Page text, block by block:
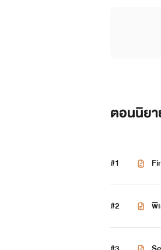
เด็กต่
ความอบอุ่
ตอนนิย
#1
#2 พิ